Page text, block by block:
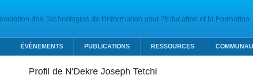
des Technologies de l’Information pour l’Education et la Formation
ÉVÈNEMENTS PUBLICATIONS RESSOURCES
Profil de N'Dekre Joseph Tetchi